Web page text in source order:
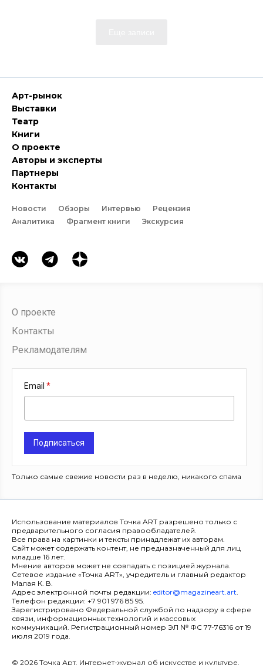
Арт-рынок
Выставки
Театр
Книги
О проекте
Авторы и эксперты
Партнеры
Контакты
Новости Обзоры Интервью
Рецензия
Аналитика
Фрагмент книги Экскурсия
О проекте
Контакты
Рекламодателям
Email
Подписаться
Только самые свежие новости раз в неделю, никакого спама
Использование материалов Точка ART разрешено только с
предварительного согласия правообладателей.
Все права на картинки и тексты принадлежат их авторам.
Сайт может содержать контент, не предназначенный для лиц
младше 16 лет.
Мнение авторов может не совпадать с позицией журнала.
Сетевое издание «Точка ART», учредитель и главный редактор
Малая К. В.
Адрес электронной почты редакции: editor@magazineart.art.
Телефон редакции: +7 901 976 85 95.
Зарегистрировано Федеральной службой по надзору в сфере
связи, информационных технологий и массовых
коммуникаций. Регистрационный номер ЭЛ № ФС 77-76316 от 19
июля 2019 года.
© 2026 Точка Арт. Интернет-журнал об искусстве и культуре.